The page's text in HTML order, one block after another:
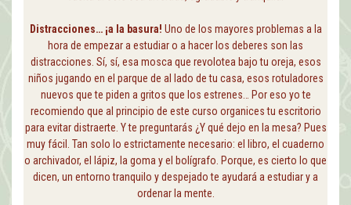
Distracciones… ¡a la basura! Uno de los mayores problemas a la
hora de empezar a estudiar o a hacer los deberes son las
distracciones. Sí, sí, esa mosca que revolotea bajo tu oreja, esos
niños jugando en el parque de al lado de tu casa, esos rotuladores
nuevos que te piden a gritos que los estrenes… Por eso yo te
recomiendo que al principio de este curso organices tu escritorio
para evitar distraerte. Y te preguntarás ¿Y qué dejo en la mesa? Pues
muy fácil. Tan solo lo estrictamente necesario: el libro, el cuaderno
o archivador, el lápiz, la goma y el bolígrafo. Porque, es cierto lo que
dicen, un entorno tranquilo y despejado te ayudará a estudiar y a
ordenar la mente.